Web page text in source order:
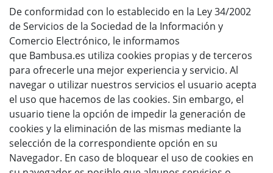
De conformidad con lo establecido en la Ley 34/2002
de Servicios de la Sociedad de la Información y
Comercio Electrónico, le informamos
que Bambusa.es utiliza cookies propias y de terceros
para ofrecerle una mejor experiencia y servicio. Al
navegar o utilizar nuestros servicios el usuario acepta
el uso que hacemos de las cookies. Sin embargo, el
usuario tiene la opción de impedir la generación de
cookies y la eliminación de las mismas mediante la
selección de la correspondiente opción en su
Navegador. En caso de bloquear el uso de cookies en